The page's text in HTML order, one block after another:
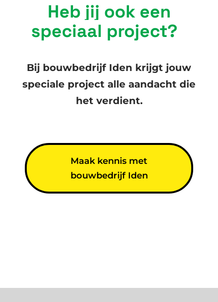
Heb jij ook een
speciaal project?
Bij bouwbedrijf Iden krijgt jouw
speciale project alle aandacht die
het verdient.
Maak kennis met
bouwbedrijf Iden